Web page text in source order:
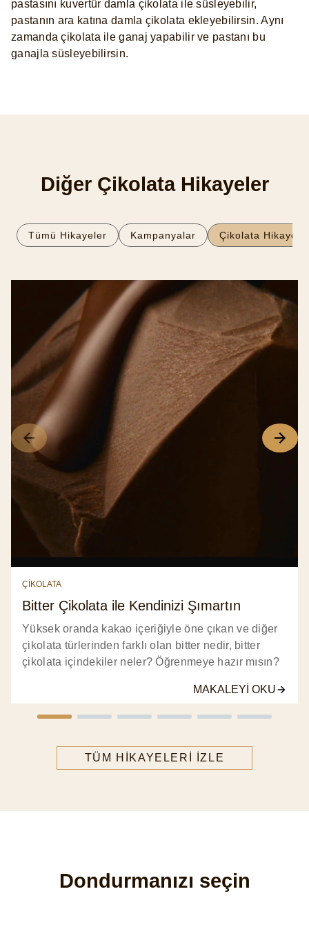
pastasını kuvertür damla çikolata ile süsleyebilir,
pastanın ara katına damla çikolata ekleyebilirsin. Aynı
zamanda çikolata ile ganaj yapabilir ve pastanı bu
ganajla süsleyebilirsin.
Diğer Çikolata Hikayeler
Tümü Hikayeler Kampanyalar Çikolata
ÇİKOLATA
Bitter Çikolata ile Kendinizi Şımartın
Yüksek oranda kakao içeriğiyle öne çıkan ve diğer
çikolata türlerinden farklı olan bitter nedir, bitter
çikolata içindekiler neler? Öğrenmeye hazır mısın?
MAKALEYI OKU
TÜM HIKAYELERI IZLE
Dondurmanızı seçin